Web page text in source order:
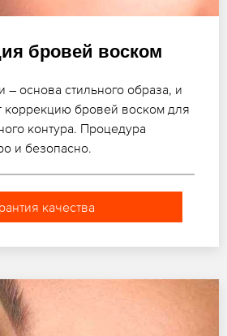
бровей воском
– основа стильного образа, и
коррекцию бровей воском для
контура. Процедура
и безопасно.
качества